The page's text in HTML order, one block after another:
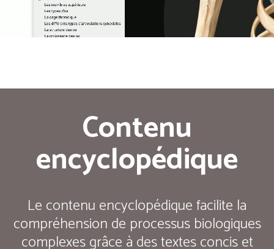
Contenu
encyclopédique
Le contenu encyclopédique facilite la
compréhension de processus biologiques
complexes grâce à des textes concis et